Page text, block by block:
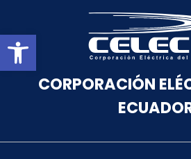
Abrir barra de
CORPORACIÓN